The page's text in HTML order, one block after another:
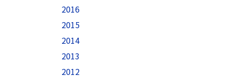
2016
2015
2014
2013
2012